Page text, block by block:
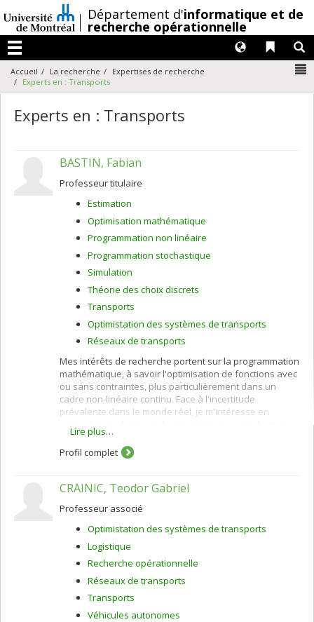
au
contenu
/Département d'informatique et de
recherche opérationnelle
Menu
Liens
Langues
Accueil La recherche
Expertises de recherche
Experts en : Transports
Experts en : Transports
BASTIN, Fabian
Professeur titulaire
Estimation
Optimisation mathématique
Programmation non linéaire
Programmation stochastique
Simulation
Théorie des choix discrets
Transports
Optimistation des systèmes de transports
Réseaux de transports
Mes intérêts de recherche portent sur la programmation
mathématique, à savoir l'optimisation de fonctions avec
ou sans contraintes, plus particulièrement dans un
cadre non-linéaire continu. Face à l'incertitude
prévalente dans le monde réel, je m'intéresse en
combinant optimisation et théorie des probablités. Ce
champ de l'optimisation mathématique permet de
fournir des solutions appréhendant plus adéquement
recherches rencontrent de nombreuses applications, et
de modèles, notamment en théorie des choix discrets.
Les modèles de choix discrets tentent d'expliciter les
facteurs de décisions conduisant les individus à
effectuer des choix particuliers parmis des ensembles
finis d'alternatives, que ce soit des décisions d'achat, de
routes, de modes de transports, etc. Finalement, je
m'intéresse également aux questions générales de
simulation par ordinateur, et aux problèmes de
transports.
Lire plus…
Profil complet
CRAINIC, Teodor Gabriel
Professeur associé
Optimistation des systèmes de transports
Logistique
Recherche opérationnelle
Réseaux de transports
Transports
Véhicules autonomes